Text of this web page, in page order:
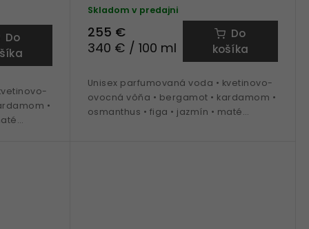
Do
•
Skladom v predajni
255 €
340 € / 100 ml
Do
košíka
Unisex parfumovaná voda • kvetinovo-
ovocná vôňa • bergamot • kardamom •
osmanthus • figa • jazmín • maté